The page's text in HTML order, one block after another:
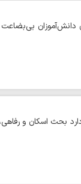
در قالب هزار بسته میان دانش‌آموزان
موکب به صورت شبانه روزی طی ۲۳ روز در سامرا فعالیت دارد